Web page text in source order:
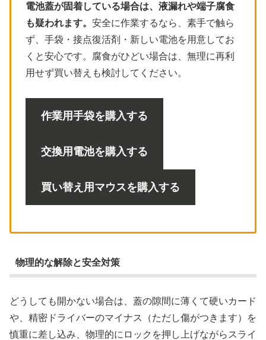
電池蓋が固着している場合は、液漏れや端子腐食
も疑われます。 安全に作業するなら、素手で触ら
ず、手袋・接点復活剤・新しい電池を用意してお
くと安心です。腐食がひどい場合は、無理に再利
用せず買い替えも検討してください。
作業用手袋を購入する
交換用電池を購入する
買い替え用マウスを購入する
物理的な解除と安全対策
どうしても開かない場合は、蓋の隙間に薄くて硬いカード
や、精密ドライバーのマイナス（ただし傷がつきます）を
慎重に差し込み、物理的にロックを押し上げながらスライ